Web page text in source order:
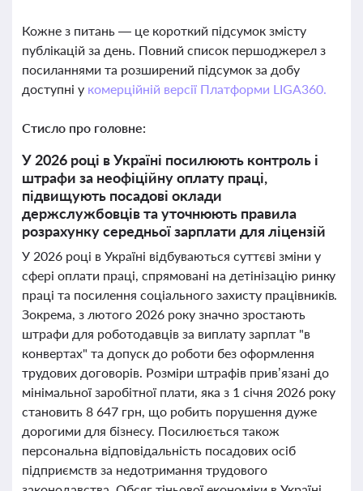
Кожне з питань — це короткий підсумок змісту
публікацій за день. Повний список першоджерел з
посиланнями та розширений підсумок за добу
доступні у комерційній версії Платформи LIGA360.
Стисло про головне:
У 2026 році в Україні посилюють контроль і
штрафи за неофіційну оплату праці,
підвищують посадові оклади
держслужбовців та уточнюють правила
розрахунку середньої зарплати для ліцензій
У 2026 році в Україні відбуваються суттєві зміни у
сфері оплати праці, спрямовані на детінізацію ринку
праці та посилення соціального захисту працівників.
Зокрема, з лютого 2026 року значно зростають
штрафи для роботодавців за виплату зарплат "в
конвертах" та допуск до роботи без оформлення
трудових договорів. Розміри штрафів прив’язані до
мінімальної заробітної плати, яка з 1 січня 2026 року
становить 8 647 грн, що робить порушення дуже
дорогими для бізнесу. Посилюється також
персональна відповідальність посадових осіб
підприємств за недотримання трудового